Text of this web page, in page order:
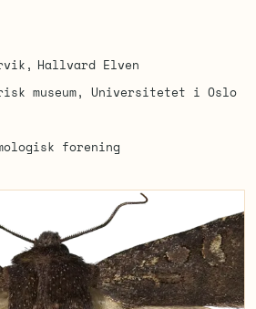
Hallvard Elven
museum, Universitetet i Oslo
forening